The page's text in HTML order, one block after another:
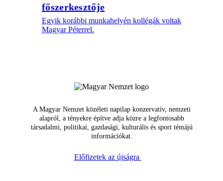
főszerkesztője
Egyik korábbi munkahelyén kollégák voltak
Magyar Péterrel.
A Magyar Nemzet közéleti napilap konzervatív, nemzeti
alapról, a tényekre építve adja közre a legfontosabb
társadalmi, politikai, gazdasági, kulturális és sport témájú
információkat.
Előfizetek az újságra